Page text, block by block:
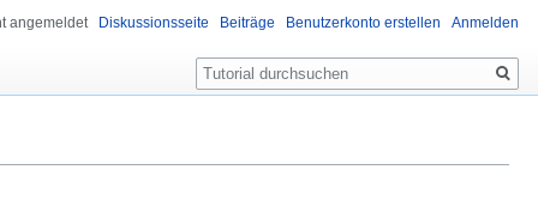
angemeldet Diskussionsseite Beiträge Benutzerkonto erstellen Anmelden
Suche